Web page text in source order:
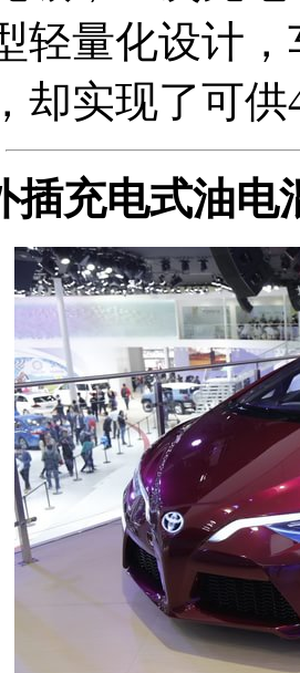
轻量化设计
却实现了可
插充电式油电